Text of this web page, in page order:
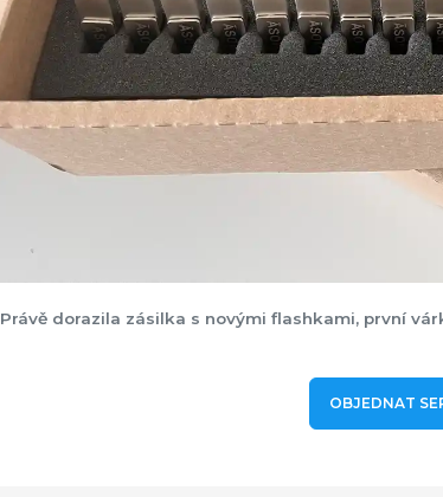
Právě dorazila zásilka s novými flashkami, první
OBJEDNAT